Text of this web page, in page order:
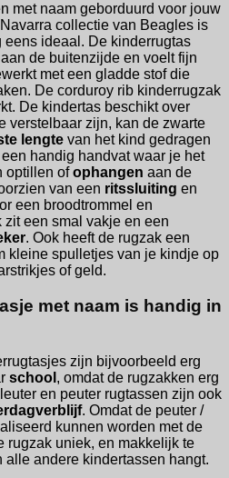
met naam geborduurd voor jouw
collectie van Beagles is
eens ideaal. De kinderrugtas
de buitenzijde en voelt fijn
met een gladde stof die
De corduroy rib kinderrugzak
De kindertas beschikt over
verstelbaar zijn, kan de zwarte
lengte van het kind gedragen
handig handvat waar je het
optillen ofophangen aan de
van een ritssluiting en
een broodtrommel en
een smal vakje en een
. Ook heeft de rugzak een
kleine spulletjes van je kindje op
of geld.
met naam is handig in
zijn bijvoorbeeld erg
school , omdat de rugzakken erg
en peuter rugtassen zijn ook
. Omdat de peuter /
kunnen worden met de
rugzak uniek, en makkelijk te
alle andere kindertassen hangt.